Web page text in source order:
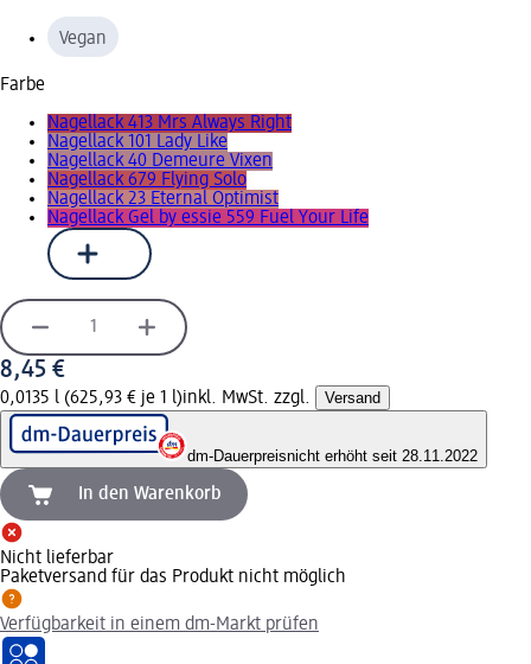
Vegan
Farbe
Nagellack 413 Mrs Always Right
Nagellack 101 Lady Like
Nagellack 40 Demeure Vixen
Nagellack 679 Flying Solo
Nagellack 23 Eternal Optimist
Nagellack Gel by essie 559 Fuel Your Life
8,45 €
0,0135 l (625,93 € je 1 l)inkl. MwSt. zzgl. Versand
dm-Dauerpreisnicht erhöht seit 28.11.2022
In den Warenkorb
Nicht lieferbar
Paketversand für das Produkt nicht möglich
Verfügbarkeit in einem dm-Markt prüfen